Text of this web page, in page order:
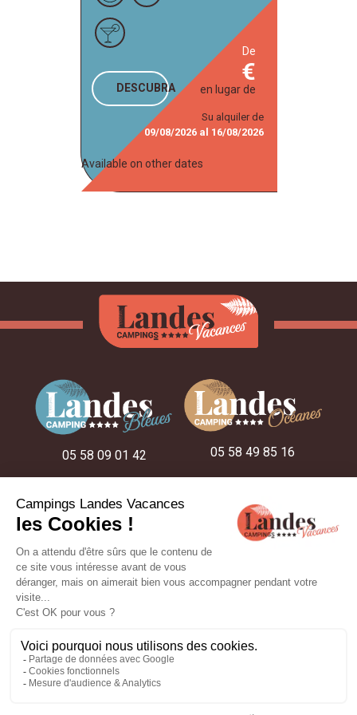
DESCUBRA
de
en lugar de
Su alquiler de
09/08/2026al 16/08/2026
Available on other dates
05 58 09 01 42 05 58 49 85 16
05 58 48 22 52
NUESTRAS IDEAS DE ESTANCIA
NUESTROS ALOJAMIENTOS